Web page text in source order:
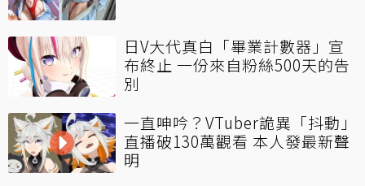
日V大代真白「畢業計數器」宣
布終止 一份來自粉絲500天的告
別
一直呻吟？VTuber詭異「抖動」
直播破130萬觀看 本人發最新聲
明